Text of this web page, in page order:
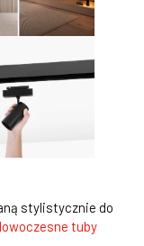
stylistycznie do
tuby